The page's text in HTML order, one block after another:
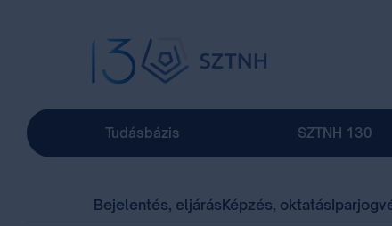
Tudásbázis SZTNH 130
Bejelentés, eljárásKépzés, oktatás